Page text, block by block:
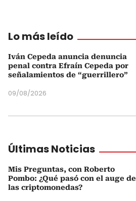
Lo más leído
Iván Cepeda anuncia denuncia
penal contra Efraín Cepeda por
señalamientos de “guerrillero”
09/08/2026
Últimas Noticias
Mis Preguntas, con Roberto
Pombo: ¿Qué pasó con el auge de
las criptomonedas?